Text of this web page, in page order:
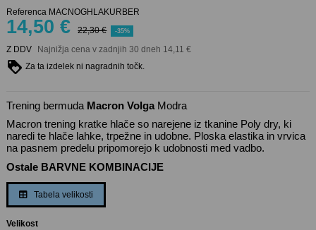
Referenca MACNOGHLAKURBER
14,50 € 22,30 € -35%
Z DDV Najnižja cena v zadnjih 30 dneh 14,11 €
Za ta izdelek ni nagradnih točk.
Trening bermuda Macron Volga Modra
Macron trening kratke hlače so narejene iz tkanine Poly dry, ki
naredi te hlače lahke, trpežne in udobne. Ploska elastika in vrvica
na pasnem predelu pripomorejo k udobnosti med vadbo.
Ostale BARVNE KOMBINACIJE
Tabela velikosti
Velikost